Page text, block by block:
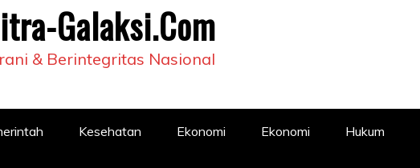
Galaksi.Com
& Berintegritas Nasional
Kesehatan Ekonomi Ekonomi Hukum